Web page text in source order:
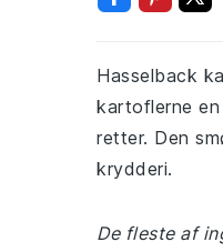
Hasselback
kartoflerne
retter. Den
krydderi.
De fleste af